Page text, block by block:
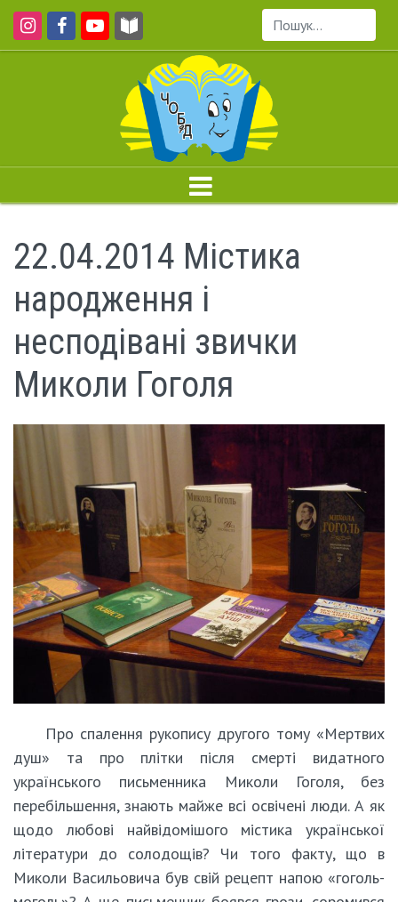
Пошук...
22.04.2014 Містика
народження і
несподівані звички
Миколи Гоголя
Про спалення рукопису другого тому «Мертвих
душ» та про плітки після смерті видатного
українського письменника Миколи Гоголя, без
перебільшення, знають майже всі освічені люди. А як
щодо любові найвідомішого містика української
літератури до солодощів? Чи того факту, що в
Миколи Васильовича був свій рецепт напою «гоголь-